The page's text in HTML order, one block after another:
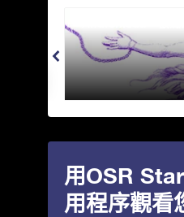
Andromeda - 被
用OSR
用程序觀看